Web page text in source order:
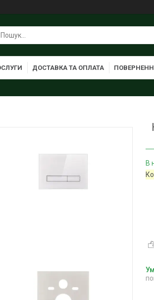
ДОСТАВКА ТА ОПЛАТА
В